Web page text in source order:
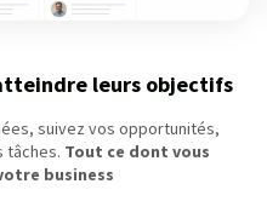
leurs objectifs
suivez vos opportunités,
tâches. Tout ce dont vous
business